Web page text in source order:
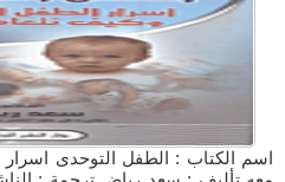
اسم الكتاب : الطفل التوحدى